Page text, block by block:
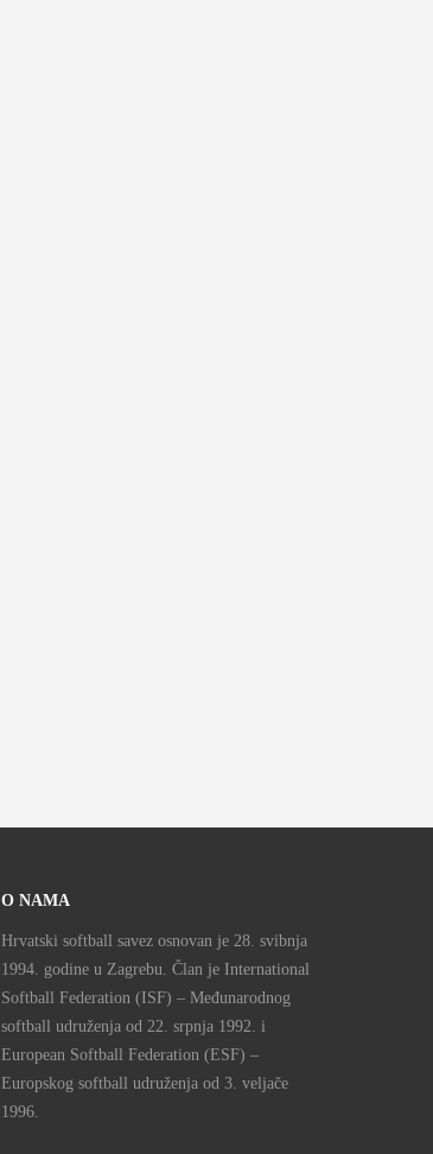
O NAMA
Hrvatski softball savez osnovan je 28. svibnja
1994. godine u Zagrebu. Član je International
Softball Federation (ISF) – Međunarodnog
softball udruženja od 22. srpnja 1992. i
European Softball Federation (ESF) –
Europskog softball udruženja od 3. veljače
1996.